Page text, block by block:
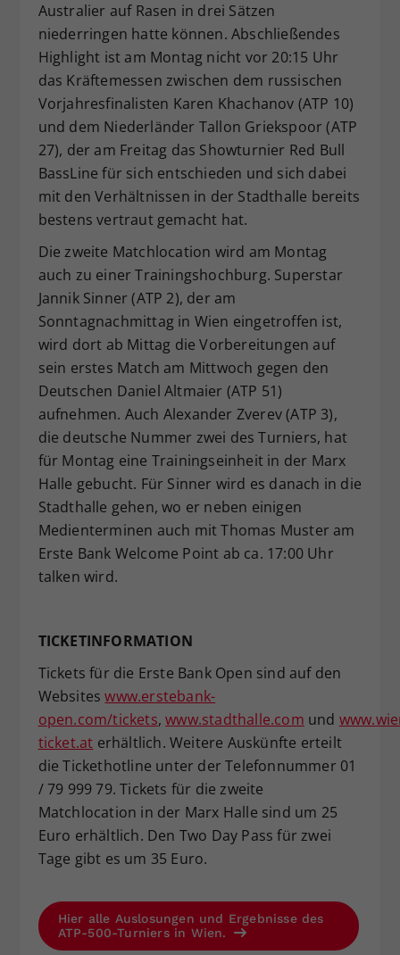
Australier auf Rasen in drei Sätzen
niederringen hatte können. Abschließendes
Highlight ist am Montag nicht vor 20:15 Uhr
das Kräftemessen zwischen dem russischen
Vorjahresfinalisten Karen Khachanov (ATP 10)
und dem Niederländer Tallon Griekspoor (ATP
27), der am Freitag das Showturnier Red Bull
BassLine für sich entschieden und sich dabei
mit den Verhältnissen in der Stadthalle bereits
bestens vertraut gemacht hat.
Die zweite Matchlocation wird am Montag
auch zu einer Trainingshochburg. Superstar
Jannik Sinner (ATP 2), der am
Sonntagnachmittag in Wien eingetroffen ist,
wird dort ab Mittag die Vorbereitungen auf
sein erstes Match am Mittwoch gegen den
Deutschen Daniel Altmaier (ATP 51)
aufnehmen. Auch Alexander Zverev (ATP 3),
die deutsche Nummer zwei des Turniers, hat
für Montag eine Trainingseinheit in der Marx
Halle gebucht. Für Sinner wird es danach in die
Stadthalle gehen, wo er neben einigen
Medienterminen auch mit Thomas Muster am
Erste Bank Welcome Point ab ca. 17:00 Uhr
talken wird.
TICKETINFORMATION
Tickets für die Erste Bank Open sind auf den
Websiteswww.erstebank-
open.com/tickets,www.stadthalle.com und
ticket.at erhältlich. Weitere Auskünfte erteilt
die Tickethotline unter der Telefonnummer 01
/ 79 999 79. Tickets für die zweite
Matchlocation in der Marx Halle sind um 25
Euro erhältlich. Den Two Day Pass für zwei
Tage gibt es um 35 Euro.
Hier alle Auslosungen und Ergebnisse des
ATP-500-Turniers in Wien.